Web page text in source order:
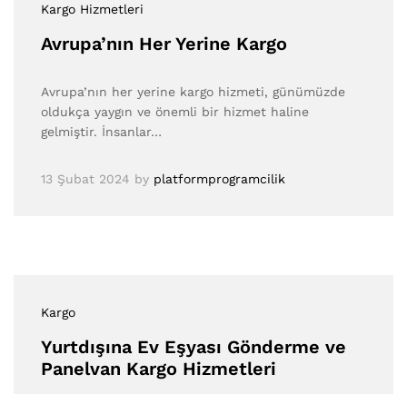
Kargo Hizmetleri
Avrupa’nın Her Yerine Kargo
Avrupa’nın her yerine kargo hizmeti, günümüzde
oldukça yaygın ve önemli bir hizmet haline
gelmiştir. İnsanlar…
13 Şubat 2024 by platformprogramcilik
Kargo
Yurtdışına Ev Eşyası Gönderme ve
Panelvan Kargo Hizmetleri